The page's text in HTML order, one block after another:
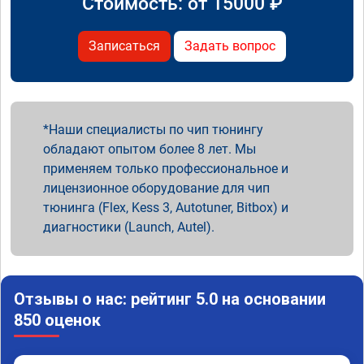
Записаться Задать вопрос
Наши специалисты по чип тюнингу
обладают опытом более 8 лет. Мы
применяем только профессиональное и
лицензионное оборудование для чип
тюнинга (Flex, Kess 3, Autotuner, Bitbox) и
диагностики (Launch, Autel).
Отзывы о нас: рейтинг 5.0 на основании
850 оценок